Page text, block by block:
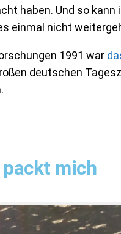
haben. Und so
einmal nicht
1991 war
deutschen
mich